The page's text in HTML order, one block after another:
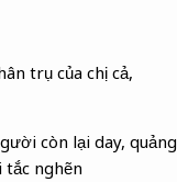
trụ của chị cả,
còn lại day, quảng
nghẽn